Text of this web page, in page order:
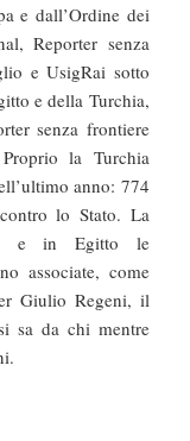
e dall’Ordine dei
Reporter senza
e UsigRai sotto
e della Turchia,
senza frontiere
la Turchia
anno: 774
lo Stato. La
e in Egitto le
associate, come
Giulio Regeni, il
sa da chi mentre